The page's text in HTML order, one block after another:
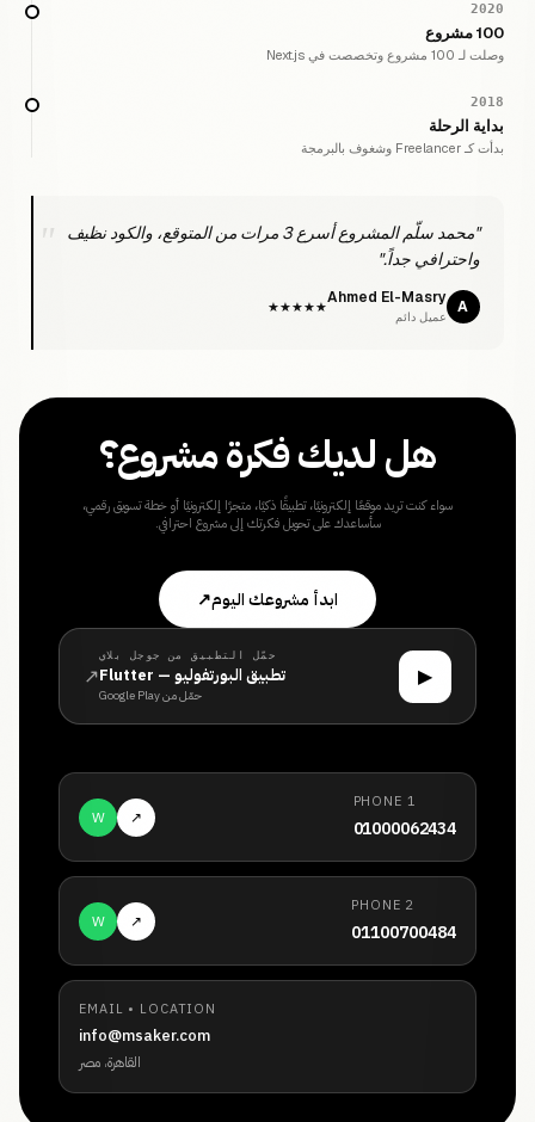
2020
100 مشروع
وصلت لـ 100 مشروع وتخصصت في Next.js
2018
بداية الرحلة
بدأت كـ Freelancer وشغوف بالبرمجة
"محمد سلّم المشروع أسرع 3 مرات من المتوقع، والكود نظيف
واحترافي جداً."
A
Ahmed El-Masry
عميل دائم
★★★★★
هل لديك فكرة مشروع؟
سواء كنت تريد موقعًا إلكترونيًا، تطبيقًا ذكيًا، متجرًا إلكترونيًا أو خطة تسويق رقمي،
سأساعدك على تحويل فكرتك إلى مشروع احترافي.
ابدأ مشروعك اليوم↗
▶
حمّل التطبيق من جوجل بلاي
تطبيق البورتفوليو — Flutter
حمّل من Google Play
↗
PHONE 1
01000062434
↗
W
PHONE 2
01100700484
↗
W
EMAIL • LOCATION
info@msaker.com
القاهرة، مصر